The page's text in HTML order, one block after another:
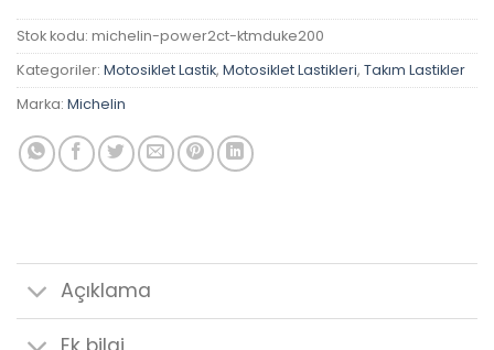
Stok kodu: michelin-power2ct-ktmduke200
Kategoriler: Motosiklet Lastik, Motosiklet Lastikleri, Takım Lastikler
Marka: Michelin
Açıklama